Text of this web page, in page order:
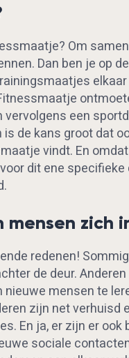
Om
Dan ben je op
vervolgens een
de kans groot dat
vindt. En omdat
dit ene specifieke
zich
redenen!
de deur. Anderen
mensen te
zijn net verhuisd
En ja, er zijn er ook
sociale